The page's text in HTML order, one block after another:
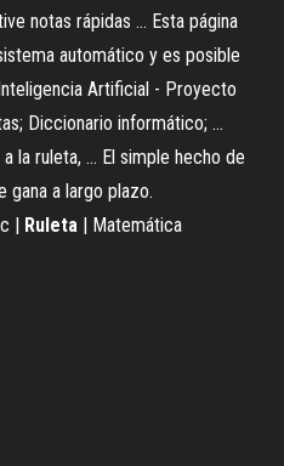
notas rápidas ... Esta página
automático y es posible
Artificial - Proyecto
Diccionario informático; ...
la ruleta, ... El simple hecho de
gana a largo plazo.
| Ruleta | Matemática